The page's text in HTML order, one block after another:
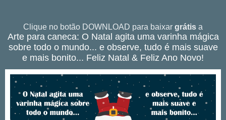
Clique no botão DOWNLOAD para baixar grátis a
Arte para caneca: O Natal agita uma varinha mágica
sobre todo o mundo... e observe, tudo é mais suave
e mais bonito... Feliz Natal & Feliz Ano Novo!